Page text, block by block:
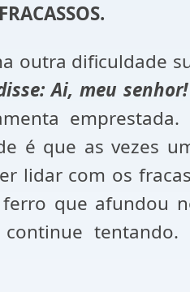
outra dificuldade
Ai, meu
emprestada.
é que as vezes
lidar com os
que afundou
tentando.